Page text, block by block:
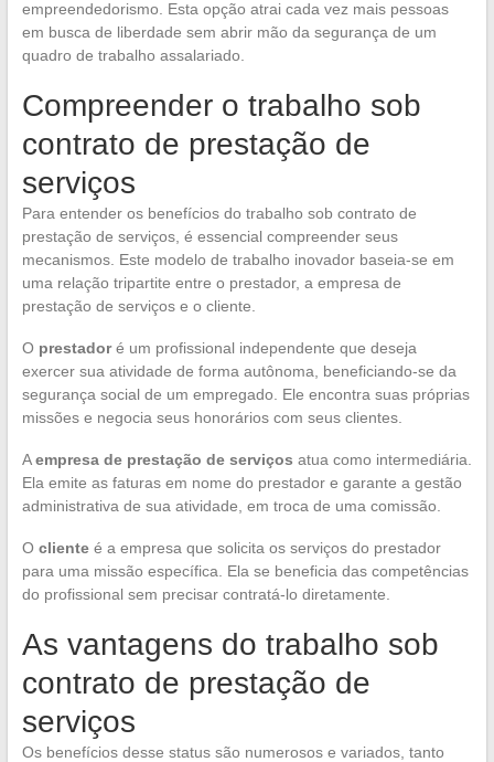
empreendedorismo. Esta opção atrai cada vez mais pessoas
em busca de liberdade sem abrir mão da segurança de um
quadro de trabalho assalariado.
Compreender o trabalho sob
contrato de prestação de
serviços
Para entender os benefícios do trabalho sob contrato de
prestação de serviços, é essencial compreender seus
mecanismos. Este modelo de trabalho inovador baseia-se em
uma relação tripartite entre o prestador, a empresa de
prestação de serviços e o cliente.
O prestadoré um profissional independente que deseja
exercer sua atividade de forma autônoma, beneficiando-se da
segurança social de um empregado. Ele encontra suas próprias
missões e negocia seus honorários com seus clientes.
Aempresa de prestação de serviços atua como intermediária.
Ela emite as faturas em nome do prestador e garante a gestão
administrativa de sua atividade, em troca de uma comissão.
O clienteé a empresa que solicita os serviços do prestador
para uma missão específica. Ela se beneficia das competências
do profissional sem precisar contratá-lo diretamente.
As vantagens do trabalho sob
contrato de prestação de
serviços
Os benefícios desse status são numerosos e variados, tanto